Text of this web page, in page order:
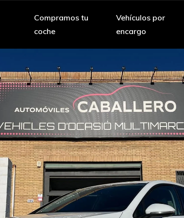
Compramos tu
coche
Vehículos por
encargo